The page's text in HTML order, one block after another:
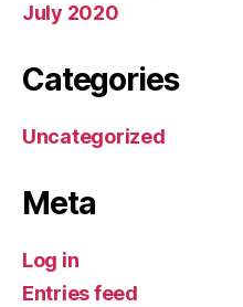
July 2020
Categories
Uncategorized
Meta
Log in
Entries feed